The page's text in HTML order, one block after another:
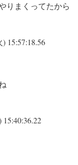
りまくってたから
15:57:18.56
15:40:36.22